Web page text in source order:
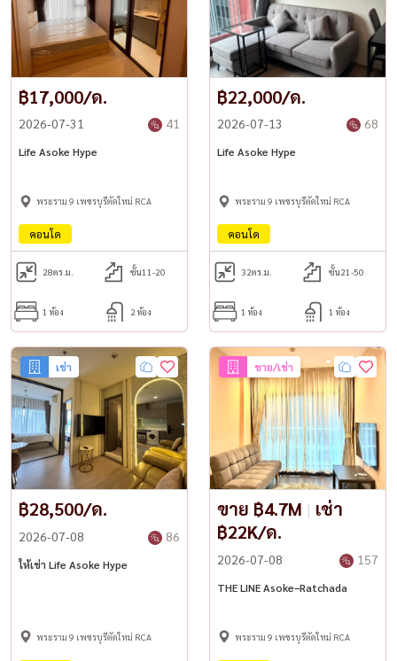
฿17,000/ด.
2026-07-31 41
Life Asoke Hype
พระราม 9 เพชรบุรีตัดใหม่ RCA
คอนโด
28ตร.ม. ชั้น11-20
1 ห้อง 2 ห้อง
฿22,000/ด.
2026-07-13 68
Life Asoke Hype
พระราม 9 เพชรบุรีตัดใหม่ RCA
คอนโด
32ตร.ม. ชั้น21-50
1 ห้อง 1 ห้อง
เช่า
฿28,500/ด.
2026-07-08 86
ให้เช่า Life Asoke Hype
พระราม 9 เพชรบุรีตัดใหม่ RCA
ขาย/เช่า
ขาย ฿4.7M | เช่า
฿22K/ด.
2026-07-08 157
THE LINE Asoke–Ratchada
พระราม 9 เพชรบุรีตัดใหม่ RCA